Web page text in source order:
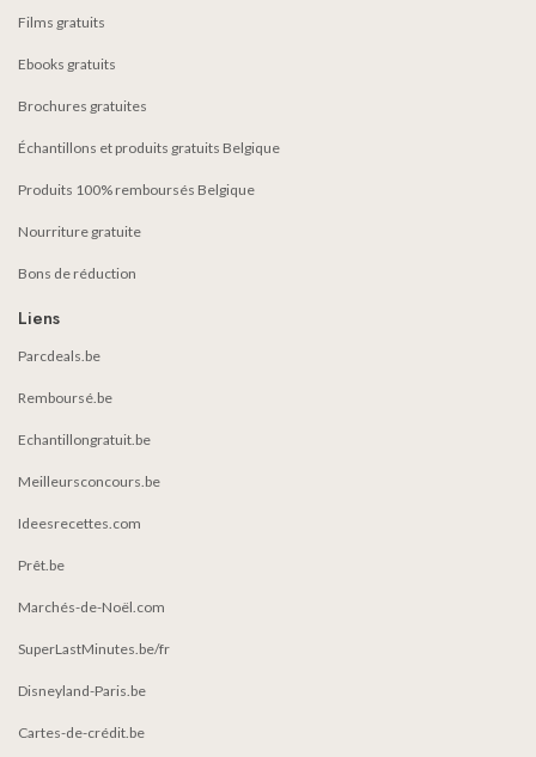
Films gratuits
Ebooks gratuits
Brochures gratuites
Échantillons et produits gratuits Belgique
Produits 100% remboursés Belgique
Nourriture gratuite
Bons de réduction
Liens
Parcdeals.be
Remboursé.be
Echantillongratuit.be
Meilleursconcours.be
Ideesrecettes.com
Prêt.be
Marchés-de-Noël.com
SuperLastMinutes.be/fr
Disneyland-Paris.be
Cartes-de-crédit.be